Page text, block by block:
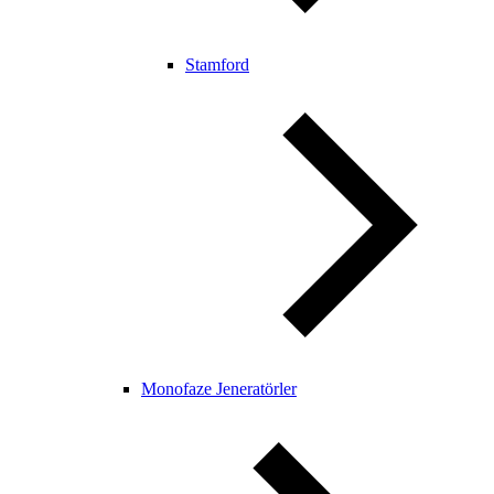
Stamford
Monofaze Jeneratörler